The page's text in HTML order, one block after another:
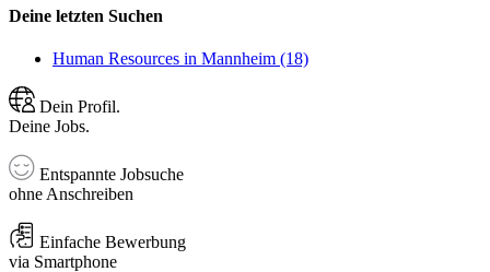
Deine letzten Suchen
Human Resources in Mannheim (18)
Dein Profil.
Deine Jobs.
Entspannte Jobsuche
ohne Anschreiben
Einfache Bewerbung
via Smartphone